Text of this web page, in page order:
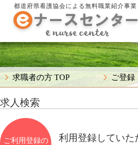
都道府県看護協会による無料職業紹介事業
求職者の方 TOP ご登録
求人検索
ご利用登録の
利用登録していた